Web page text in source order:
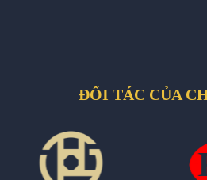
ĐỐI TÁC CỦA